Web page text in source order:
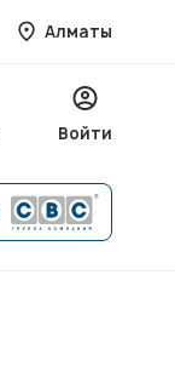
Алматы
Войти